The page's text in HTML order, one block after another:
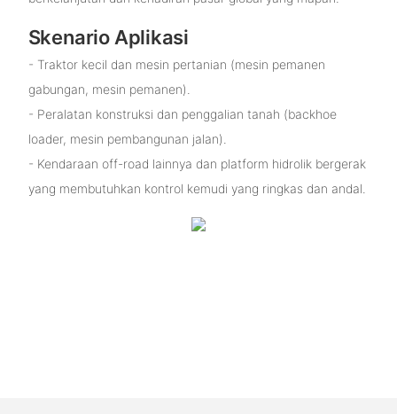
Skenario Aplikasi
- Traktor kecil dan mesin pertanian (mesin pemanen
gabungan, mesin pemanen).
- Peralatan konstruksi dan penggalian tanah (backhoe
loader, mesin pembangunan jalan).
- Kendaraan off-road lainnya dan platform hidrolik bergerak
yang membutuhkan kontrol kemudi yang ringkas dan andal.